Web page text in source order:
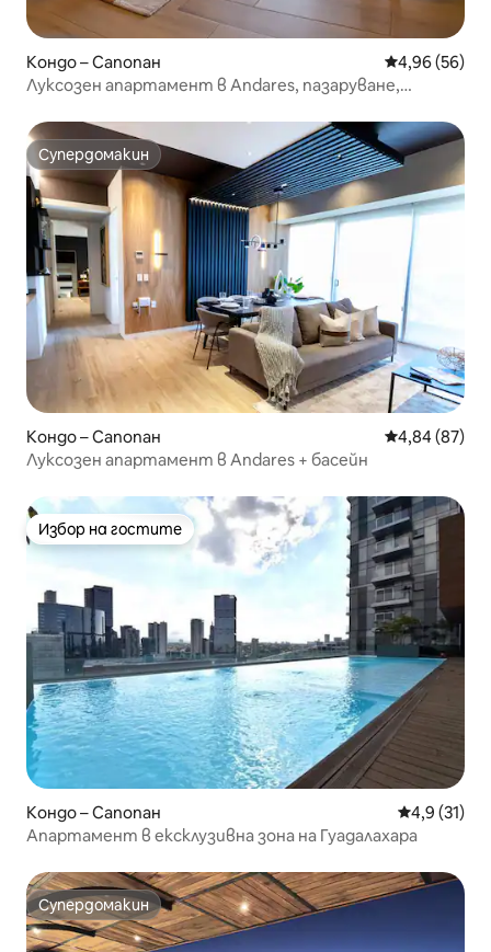
Кондо – Сапопан Средна
4,96 (56)
Луксозен апартамент в Andares, пазаруване,
Супердомакин
Супердомакин
Кондо – Сапопан Средна
4,84 (87)
Луксозен апартамент в Andares + басейн
Избор на гостите
Избор на гостите
Кондо – Сапопан Средна
4,9 (31)
Апартамент в ексклузивна зона на Гуадалахара
Супердомакин
Супердомакин